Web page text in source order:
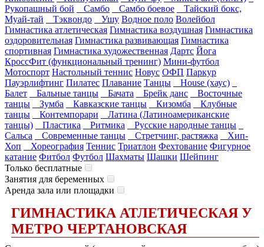
Рукопашный бой
Самбо Самбо боевое
Тайский бокс,
Муай-тай
Тэквондо Ушу Водное поло Волейбол
Гимнастика атлетическая Гимнастика воздушная Гимнастика
оздоровительная Гимнастика развивающая Гимнастика
спортивная Гимнастика художественная Дартс Йога
КроссФит (функциональный тренинг) Мини-футбол
Мотоспорт Настольный теннис Новус ОФП Паркур
Пауэрлифтинг Пилатес Плавание Танцы
House (хаус)
Балет
Бальные танцы Бачата Брейк данс
Восточные
танцы
Зумба Кавказские танцы Кизомба
Клубные
танцы
Контемпорари
Латина (Латиноамериканские
танцы)
Пластика Ритмика
Русские народные танцы
Сальса
Современные танцы Стретчинг, растяжка
Хип-
Хоп
Хореография Теннис Триатлон Фехтование Фигурное
катание Фитбол Футбол Шахматы Шашки Шейпинг
Только бесплатные
Занятия для беременных
Аренда зала или площадки
ГИМНАСТИКА АТЛЕТИЧЕСКАЯ У
МЕТРО ЧЕРТАНОВСКАЯ